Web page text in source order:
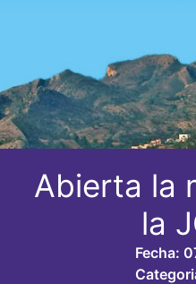
Abierta la
la
Fecha: